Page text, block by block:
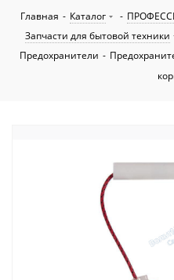
Главная - Каталог -
Запчасти для бытовой техники
Предохранители -